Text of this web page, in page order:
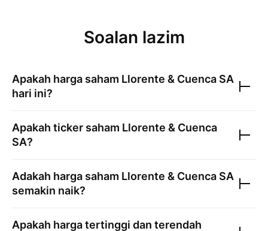
Soalan lazim
Apakah harga saham Llorente & Cuenca SA
hari ini?
Apakah ticker saham Llorente & Cuenca
SA?
Adakah harga saham Llorente & Cuenca SA
semakin naik?
Apakah harga tertinggi dan terendah